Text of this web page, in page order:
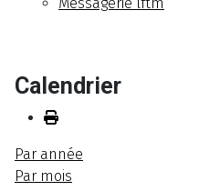
Calendrier
Par année
Par mois